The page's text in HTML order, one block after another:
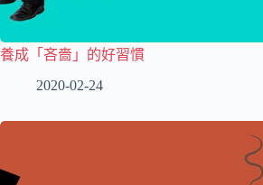
養成「吝嗇」的好習慣
2020-02-24